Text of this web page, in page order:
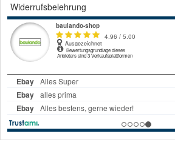
Widerrufsbelehrung